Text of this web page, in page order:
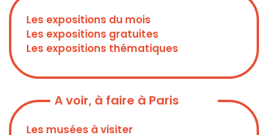
Les expositions du mois
Les expositions gratuites
Les expositions thématiques
A voir, à faire à Paris
Les musées à visiter